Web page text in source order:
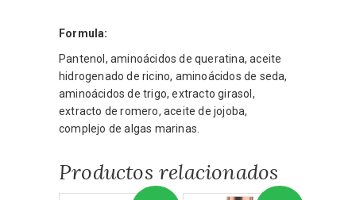
Formula:
Pantenol, aminoácidos de queratina, aceite
hidrogenado de ricino, aminoácidos de seda,
aminoácidos de trigo, extracto girasol,
extracto de romero, aceite de jojoba,
complejo de algas marinas.
Productos relacionados